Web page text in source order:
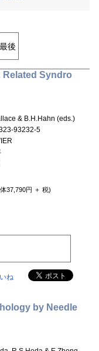
最後
Syndro
& B.H.Hahn (eds.)
93232-5
37,790円 ＋ 税)
ね
by Needle